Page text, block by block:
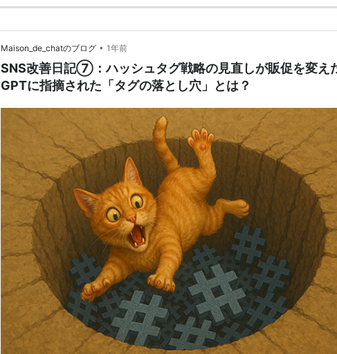
Maison_de_chatのブログ • 1年前
SNS改善日記⑦：ハッシュタグ戦略の見直しが販促を変え
GPTに指摘された「タグの落とし穴」とは？